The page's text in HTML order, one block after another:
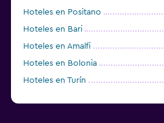
Hoteles en Positano
Hoteles en Bari
Hoteles en Amalfi
Hoteles en Bolonia
Hoteles en Turín